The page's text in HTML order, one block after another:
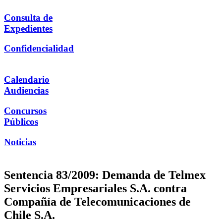
Consulta de
Expedientes
Confidencialidad
Calendario
Audiencias
Concursos
Públicos
Noticias
Sentencia 83/2009: Demanda de Telmex
Servicios Empresariales S.A. contra
Compañía de Telecomunicaciones de
Chile S.A.